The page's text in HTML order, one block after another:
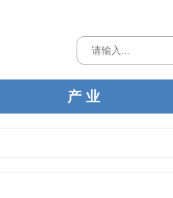
产 业